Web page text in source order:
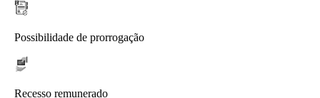
Possibilidade de prorrogação
Recesso remunerado